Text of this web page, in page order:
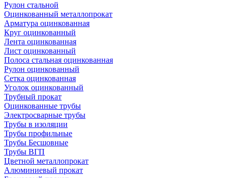
Рулон стальной
Оцинкованный металлопрокат
Арматура оцинкованная
Круг оцинкованный
Лента оцинкованная
Лист оцинкованный
Полоса стальная оцинкованная
Рулон оцинкованный
Сетка оцинкованная
Уголок оцинкованный
Трубный прокат
Оцинкованные трубы
Электросварные трубы
Трубы в изоляции
Трубы профильные
Трубы Бесшовные
Трубы ВГП
Цветной металлопрокат
Алюминиевый прокат